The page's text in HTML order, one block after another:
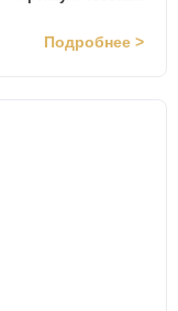
Подробнее >